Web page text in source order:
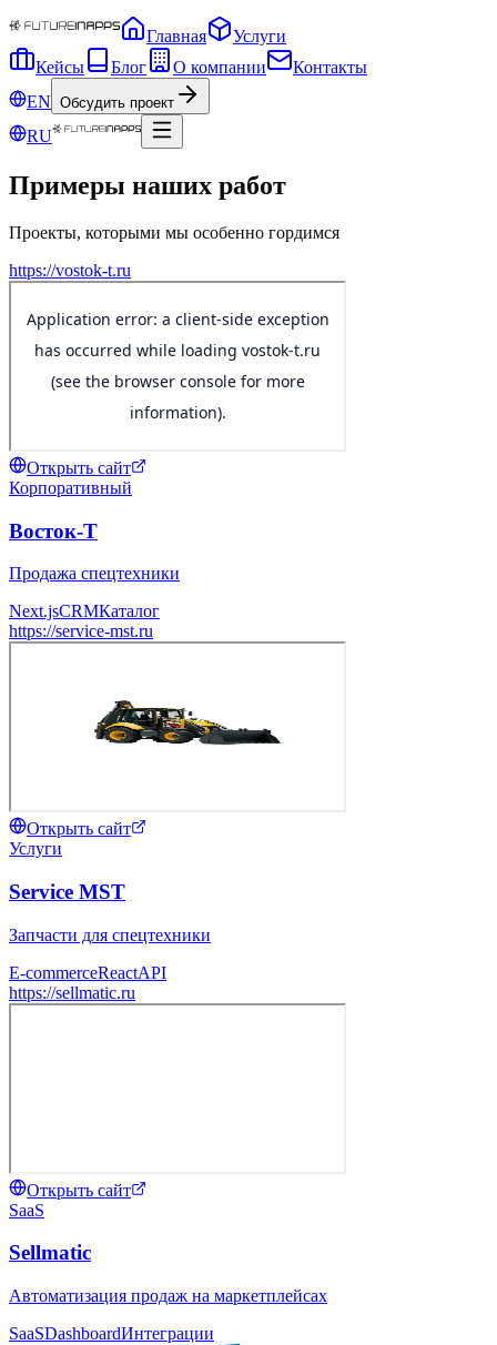
Главная
Услуги
Кейсы
Блог О компании
Контакты
EN Обсудить проект
RU
Примеры наших работ
Проекты, которыми мы особенно гордимся
https://vostok-t.ru
Открыть сайт
Корпоративный
Восток-Т
Продажа спецтехники
Next.jsCRMКаталог
https://service-mst.ru
Открыть сайт
Услуги
Service MST
Запчасти для спецтехники
E-commerceReactAPI
https://sellmatic.ru
Открыть сайт
SaaS
Sellmatic
Автоматизация продаж на маркетплейсах
SaaSDashboardИнтеграции